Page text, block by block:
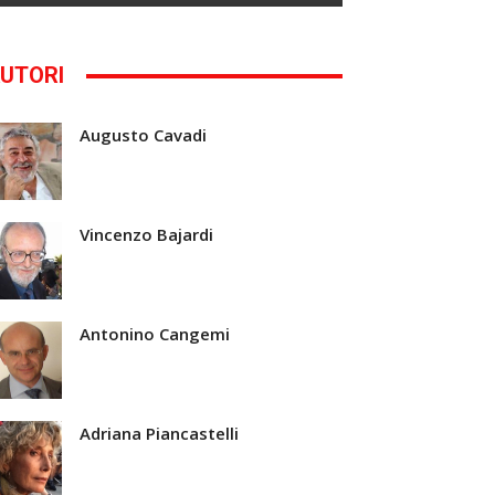
Augusto Cavadi
Vincenzo Bajardi
Antonino Cangemi
Adriana Piancastelli